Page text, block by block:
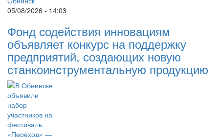
05/08/2026 - 14:03
Фонд содействия инновациям
объявляет конкурс на поддержку
предприятий, создающих новую
станкоинструментальную продукцию